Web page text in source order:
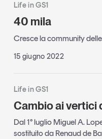
Life in GS1
40 mila
Cresce la community
15 giugno 2022
Life in GS1
Cambio ai vertici
Dal 1° luglio Miguel A.
sostituito da Renaud de